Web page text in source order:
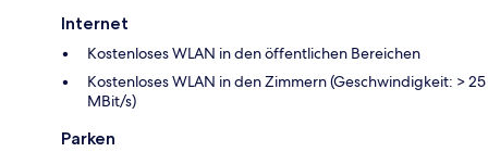
Internet
Kostenloses WLAN in den öffentlichen Bereichen
Kostenloses WLAN in den Zimmern (Geschwindigkeit: > 25
MBit/s)
Parken